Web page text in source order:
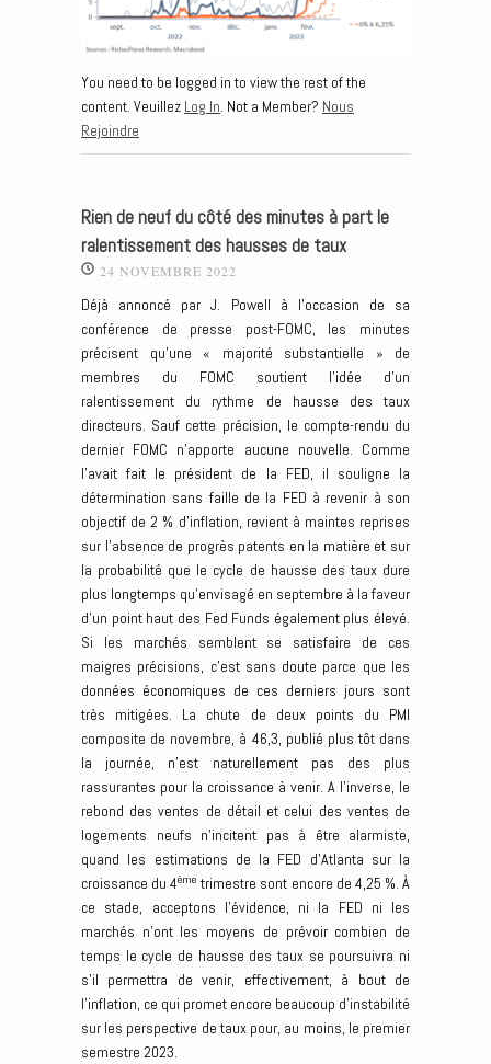
You need to be logged in to view the rest of the
content. Veuillez Log In. Not a Member? Nous
Rejoindre
Rien de neuf du côté des minutes à part le
ralentissement des hausses de taux
24 NOVEMBRE 2022
Déjà annoncé par J. Powell à l’occasion de sa
conférence de presse post-FOMC, les minutes
précisent qu’une « majorité substantielle » de
membres du FOMC soutient l’idée d’un
ralentissement du rythme de hausse des taux
directeurs. Sauf cette précision, le compte-rendu du
dernier FOMC n’apporte aucune nouvelle. Comme
l’avait fait le président de la FED, il souligne la
détermination sans faille de la FED à revenir à son
objectif de 2 % d’inflation, revient à maintes reprises
sur l’absence de progrès patents en la matière et sur
la probabilité que le cycle de hausse des taux dure
plus longtemps qu’envisagé en septembre à la faveur
d’un point haut des Fed Funds également plus élevé.
Si les marchés semblent se satisfaire de ces
maigres précisions, c’est sans doute parce que les
données économiques de ces derniers jours sont
très mitigées. La chute de deux points du PMI
composite de novembre, à 46,3, publié plus tôt dans
la journée, n’est naturellement pas des plus
rassurantes pour la croissance à venir. A l’inverse, le
rebond des ventes de détail et celui des ventes de
logements neufs n’incitent pas à être alarmiste,
quand les estimations de la FED d’Atlanta sur la
croissance du 4ème trimestre sont encore de 4,25 %. À
ce stade, acceptons l’évidence, ni la FED ni les
marchés n’ont les moyens de prévoir combien de
temps le cycle de hausse des taux se poursuivra ni
s’il permettra de venir, effectivement, à bout de
l’inflation, ce qui promet encore beaucoup d’instabilité
sur les perspective de taux pour, au moins, le premier
semestre 2023.